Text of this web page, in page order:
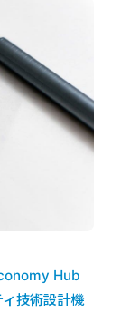
Hub
技術設計機